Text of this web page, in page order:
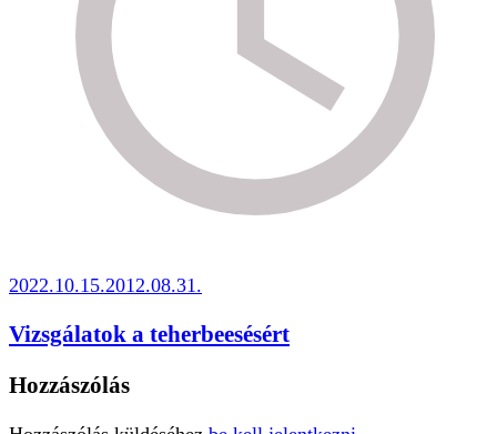
2022.10.15.2012.08.31.
Vizsgálatok a teherbeesésért
Hozzászólás